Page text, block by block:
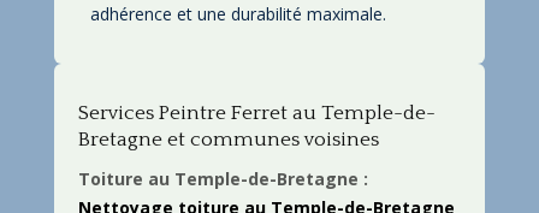
adhérence et une durabilité maximale.
Services Peintre Ferret au Temple-de-
Bretagne et communes voisines
Toiture au Temple-de-Bretagne :
Nettoyage toiture au Temple-de-Bretagne